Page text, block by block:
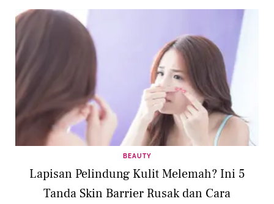
BEAUTY
Lapisan Pelindung Kulit Melemah? Ini 5
Tanda Skin Barrier Rusak dan Cara